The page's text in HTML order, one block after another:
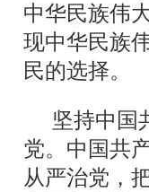
中华民族伟
现中华民族
民的选择。
坚持中国
党。中国共
从严治党，